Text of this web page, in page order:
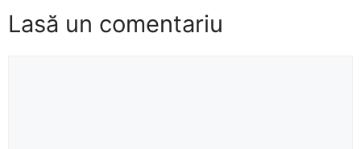
Lasă un comentariu